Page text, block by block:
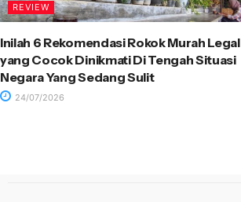
REVIEW
Inilah 6 Rekomendasi Rokok Murah Legal
yang Cocok Dinikmati Di Tengah Situasi
Negara Yang Sedang Sulit
24/07/2026